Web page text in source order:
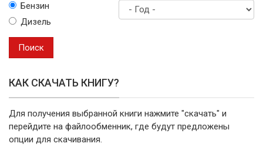
маркуБензин
Дизель
Поиск
КАК СКАЧАТЬ КНИГУ?
Для получения выбранной книги нажмите "скачать" и
перейдите на файлообменник, где будут предложены
опции для скачивания.